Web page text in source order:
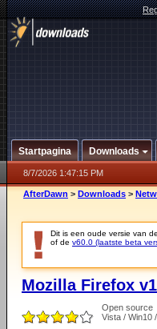
Startpagina Downloads
8/7/2026 1:47:15 PM
AfterDawn > Downloads >
Dit is een oude versie van
of de v60.0 (laatste beta
Mozilla Firefox
Open source
Vista / Win10